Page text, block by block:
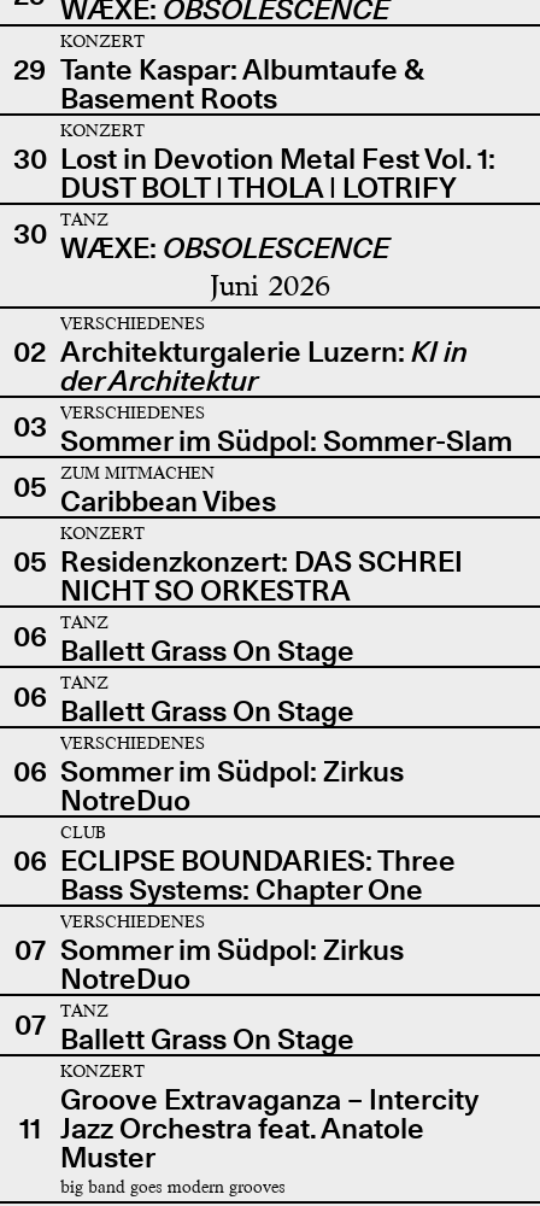
WÆXE: OBSOLESCENCE
29
KONZERT
Tante Kaspar: Albumtaufe &
Basement Roots
30
KONZERT
Lost in Devotion Metal Fest Vol. 1:
DUST BOLT | THOLA | LOTRIFY
30
TANZ
WÆXE: OBSOLESCENCE
Juni 2026
02
VERSCHIEDENES
Architekturgalerie Luzern: KI in
der Architektur
03
VERSCHIEDENES
Sommer im Südpol: Sommer-Slam
05
ZUM MITMACHEN
Caribbean Vibes
05
KONZERT
Residenzkonzert: DAS SCHREI
NICHT SO ORKESTRA
06
TANZ
Ballett Grass On Stage
06
TANZ
Ballett Grass On Stage
06
VERSCHIEDENES
Sommer im Südpol: Zirkus
NotreDuo
06
CLUB
ECLIPSE BOUNDARIES: Three
Bass Systems: Chapter One
07
VERSCHIEDENES
Sommer im Südpol: Zirkus
NotreDuo
07
TANZ
Ballett Grass On Stage
11
KONZERT
Groove Extravaganza – Intercity
Jazz Orchestra feat. Anatole
Muster
big band goes modern grooves